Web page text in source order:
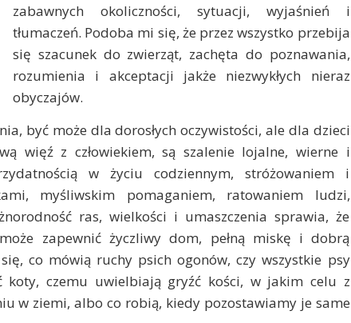
zabawnych okoliczności, sytuacji, wyjaśnień i
tłumaczeń. Podoba mi się, że przez wszystko przebija
się szacunek do zwierząt, zachęta do poznawania,
rozumienia i akceptacji jakże niezwykłych nieraz
obyczajów.
być może dla dorosłych oczywistości, ale dla dzieci
więź z człowiekiem, są szalenie lojalne, wierne i
w życiu codziennym, stróżowaniem i
myśliwskim pomaganiem, ratowaniem ludzi,
ras, wielkości i umaszczenia sprawia, że
zapewnić życzliwy dom, pełną miskę i dobrą
co mówią ruchy psich ogonów, czy wszystkie psy
koty, czemu uwielbiają gryźć kości, w jakim celu z
w ziemi, albo co robią, kiedy pozostawiamy je same